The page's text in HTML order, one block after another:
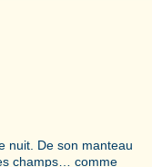
nuit. De son manteau
champs… comme